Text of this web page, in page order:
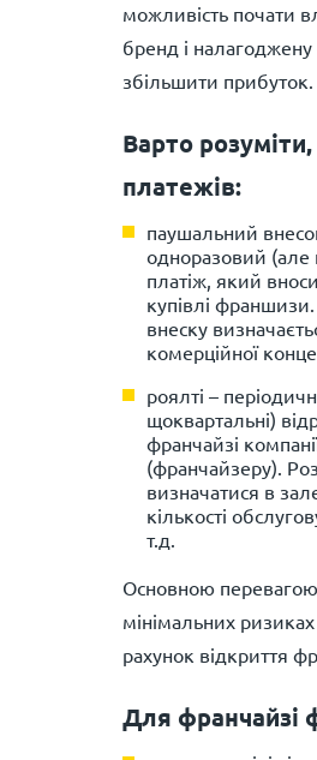
можливість почати
бренд і
збільшити прибуток.
Варто
платежів:
паушальний
одноразовий (але
платіж, який
купівлі
внеску
комерційної
роялті –
щоквартальні)
франчайзі
(франчайзеру).
визначатися в
кількості
т.д.
Основною
мінімальних
рахунок відкриття
Для франчайзі